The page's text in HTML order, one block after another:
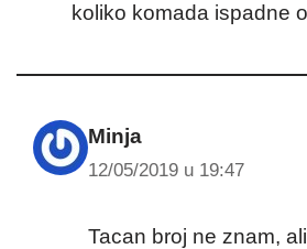
koliko komada ispadne
Minja
12/05/2019 u 19:47
Tacan broj ne znam,